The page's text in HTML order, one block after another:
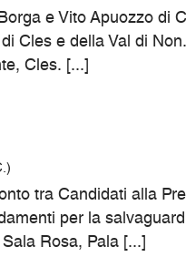
e Vito Apuozzo di
Cles e della Val di
Cles. [...]
tra Candidati alla
per la
Rosa, Pala [...]